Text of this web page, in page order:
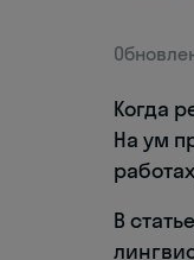
Когда
На ум
В